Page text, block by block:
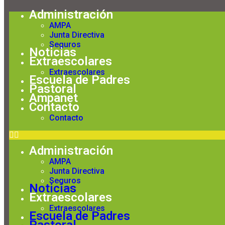
Administración
AMPA
Junta Directiva
Seguros
Noticias
Extraescolares
Extraescolares
Escuela de Padres
Pastoral
Ampanet
Contacto
Contacto
Administración
AMPA
Junta Directiva
Seguros
Noticias
Extraescolares
Extraescolares
Escuela de Padres